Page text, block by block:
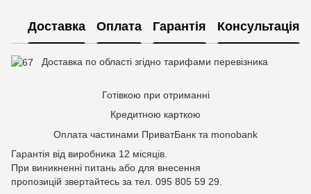
Доставка Оплата Гарантія Консультація
Доставка по області згідно тарифами перевізника
Готівкою при отриманні
Кредитною карткою
Оплата частинами ПриватБанк та monobank
Гарантія від виробника 12 місяців.
При виникненні питань або для внесення
пропозицій звертайтесь за тел. 095 805 59 29.